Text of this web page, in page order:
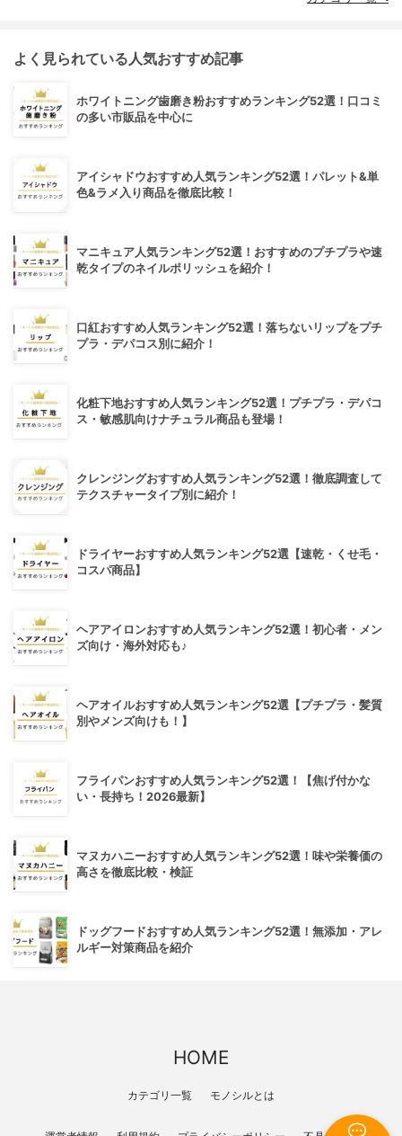
よく見られている人気おすすめ記事
ホワイトニング歯磨き粉おすすめランキング52選！口コミ
の多い市販品を中心に
アイシャドウおすすめ人気ランキング52選！パレット&単
色&ラメ入り商品を徹底比較！
マニキュア人気ランキング52選！おすすめのプチプラや速
乾タイプのネイルポリッシュを紹介！
口紅おすすめ人気ランキング52選！落ちないリップをプチ
プラ・デパコス別に紹介！
化粧下地おすすめ人気ランキング52選！プチプラ・デパコ
ス・敏感肌向けナチュラル商品も登場！
クレンジングおすすめ人気ランキング52選！徹底調査して
テクスチャータイプ別に紹介！
ドライヤーおすすめ人気ランキング52選【速乾・くせ毛・
コスパ商品】
ヘアアイロンおすすめ人気ランキング52選！初心者・メン
ズ向け・海外対応も♪
ヘアオイルおすすめ人気ランキング52選【プチプラ・髪質
別やメンズ向けも！】
フライパンおすすめ人気ランキング52選！【焦げ付かな
い・長持ち！2026最新】
マヌカハニーおすすめ人気ランキング52選！味や栄養価の
高さを徹底比較・検証
ドッグフードおすすめ人気ランキング52選！無添加・アレ
ルギー対策商品を紹介
HOME
カテゴリ一覧 モノシルとは